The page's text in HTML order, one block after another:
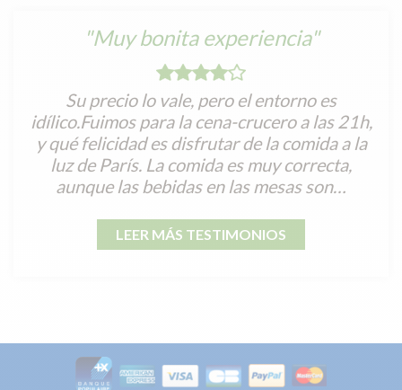
"Muy bonita experiencia"
Su precio lo vale, pero el entorno es
idílico.Fuimos para la cena-crucero a las 21h,
y qué felicidad es disfrutar de la comida a la
luz de París. La comida es muy correcta,
aunque las bebidas en las mesas son…
LEER MÁS TESTIMONIOS